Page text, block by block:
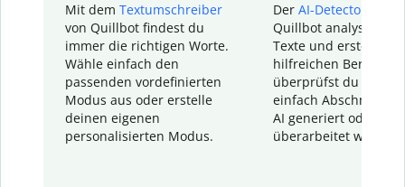
Mit dem Textumschreiber
von Quillbot findest du
immer die richtigen Worte.
Wähle einfach den
passenden vordefinierten
Modus aus oder erstelle
deinen eigenen
personalisierten Modus.
Der AI-Detector
Quillbot analysiert
Texte und erstellt
hilfreichen Bericht.
überprüfst du
einfach Abschnitte,
AI generiert oder
überarbeitet wurden.